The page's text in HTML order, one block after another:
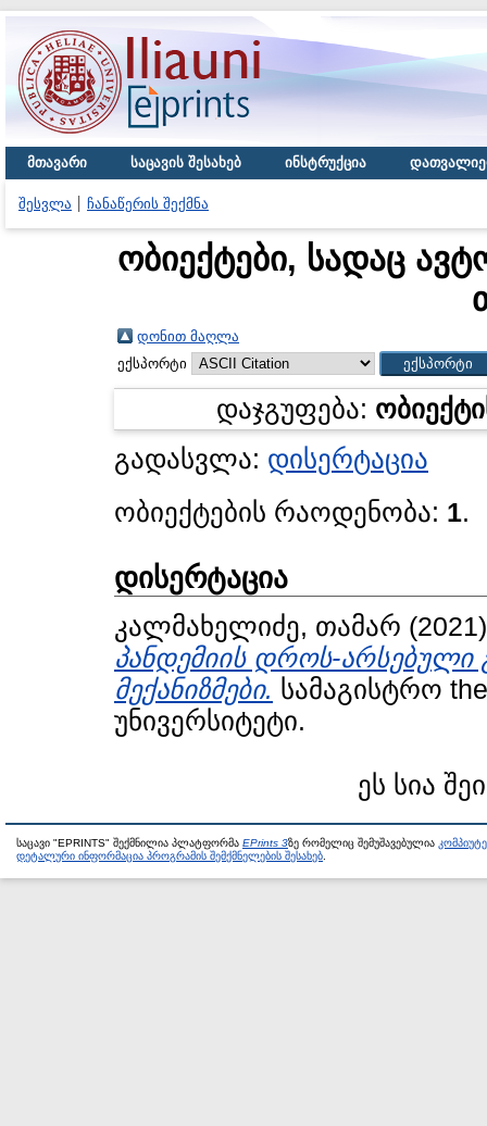
მთავარი საცავის შესახებ ინსტრუქცია
შესვლა ჩანაწერის შექმნა
ობიექტები, სადაც
დონით მაღლა
ექსპორტი
დაჯგუფება:
გადასვლა: დისერტაცია
ობიექტების რაოდენობა: 1.
დისერტაცია
კალმახელიძე, თამარ
პანდემიის დროს-
მექანიზმები. სამაგისტრო
უნივერსიტეტი.
ეს სია
საცავი "EPRINTS" შექმნილია პლატფორმა EPrints 3ზე რომელიც შემუშავებულია
დეტალური ინფორმაცია პროგრამის შემქმნელების შესახებ